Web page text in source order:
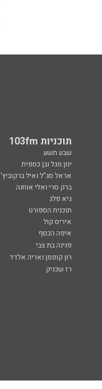
תוכניות 103fm
שבע תשע
ינון מגל ובן כספית
אראל סג"ל ואיל ברקוביץ'
ברק סרי ואלי אוחנה
גיא פלג
תוכנית הספורט
איריס קול
איפה הכסף
פנינה בת צבי
רון קופמן ואריה אלדד
רז שכניק